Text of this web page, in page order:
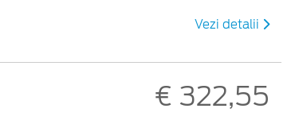
Vezi detalii
€ 322,55